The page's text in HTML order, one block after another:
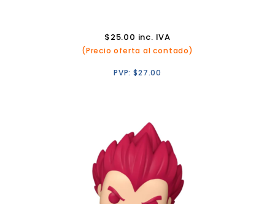
$25.00 inc. IVA
(Precio oferta al contado)
PVP:$27.00